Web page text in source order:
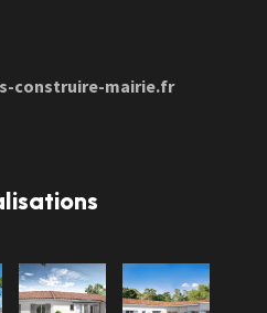
construire-mairie.fr